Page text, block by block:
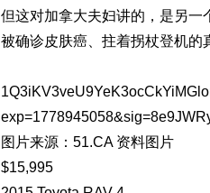
但这对加拿大夫妇讲的，是另
被确诊皮肤癌、拄着拐杖登机的
图片来源：51.CA 资料图片
$15,995